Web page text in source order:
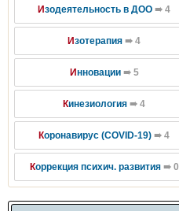
Изодеятельность в ДОО ➠ 4
Изотерапия ➠ 4
Инновации ➠ 5
Кинезиология ➠ 4
Коронавирус (COVID-19) ➠ 4
Коррекция психич. развития ➠ 0